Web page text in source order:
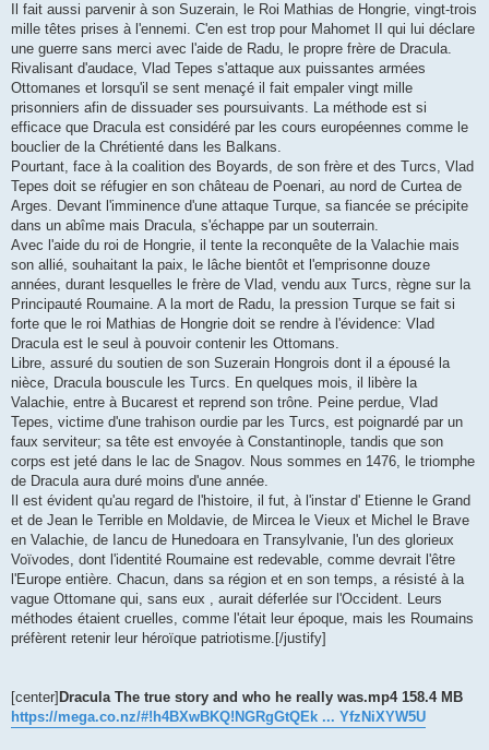
Il fait aussi parvenir à son Suzerain, le Roi Mathias de Hongrie, vingt-trois
mille têtes prises à l'ennemi. C'en est trop pour Mahomet II qui lui déclare
une guerre sans merci avec l'aide de Radu, le propre frère de Dracula.
Rivalisant d'audace, Vlad Tepes s'attaque aux puissantes armées
Ottomanes et lorsqu'il se sent menaçé il fait empaler vingt mille
prisonniers afin de dissuader ses poursuivants. La méthode est si
efficace que Dracula est considéré par les cours européennes comme le
bouclier de la Chrétienté dans les Balkans.
Pourtant, face à la coalition des Boyards, de son frère et des Turcs, Vlad
Tepes doit se réfugier en son château de Poenari, au nord de Curtea de
Arges. Devant l'imminence d'une attaque Turque, sa fiancée se précipite
dans un abîme mais Dracula, s'échappe par un souterrain.
Avec l'aide du roi de Hongrie, il tente la reconquête de la Valachie mais
son allié, souhaitant la paix, le lâche bientôt et l'emprisonne douze
années, durant lesquelles le frère de Vlad, vendu aux Turcs, règne sur la
Principauté Roumaine. A la mort de Radu, la pression Turque se fait si
forte que le roi Mathias de Hongrie doit se rendre à l'évidence: Vlad
Dracula est le seul à pouvoir contenir les Ottomans.
Libre, assuré du soutien de son Suzerain Hongrois dont il a épousé la
nièce, Dracula bouscule les Turcs. En quelques mois, il libère la
Valachie, entre à Bucarest et reprend son trône. Peine perdue, Vlad
Tepes, victime d'une trahison ourdie par les Turcs, est poignardé par un
faux serviteur; sa tête est envoyée à Constantinople, tandis que son
corps est jeté dans le lac de Snagov. Nous sommes en 1476, le triomphe
de Dracula aura duré moins d'une année.
Il est évident qu'au regard de l'histoire, il fut, à l'instar d' Etienne le Grand
et de Jean le Terrible en Moldavie, de Mircea le Vieux et Michel le Brave
en Valachie, de Iancu de Hunedoara en Transylvanie, l'un des glorieux
Voïvodes, dont l'identité Roumaine est redevable, comme devrait l'être
l'Europe entière. Chacun, dans sa région et en son temps, a résisté à la
vague Ottomane qui, sans eux , aurait déferlée sur l'Occident. Leurs
méthodes étaient cruelles, comme l'était leur époque, mais les Roumains
préfèrent retenir leur héroïque patriotisme.[/justify]
[center] Dracula The true story and who he really was.mp4 158.4 MB
https://mega.co.nz/#!h4BXwBKQ!NGRgGtQEk ... YfzNiXYW5U